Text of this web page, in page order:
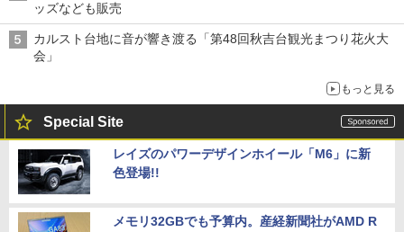
ッズなども販売
カルスト台地に音が響き渡る「第48回秋吉台観光まつり花火大
会」
もっと見る
Special Site
レイズのパワーデザインホイール「M6」に新
色登場!!
メモリ32GBでも予算内。産経新聞社がAMD R